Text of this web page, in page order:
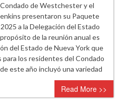
de Westchester y el
presentaron su Paquete
a la Delegación del Estado
de la reunión anual es
del Estado de Nueva York que
los residentes del Condado
este año incluyó una variedad
Read More >>